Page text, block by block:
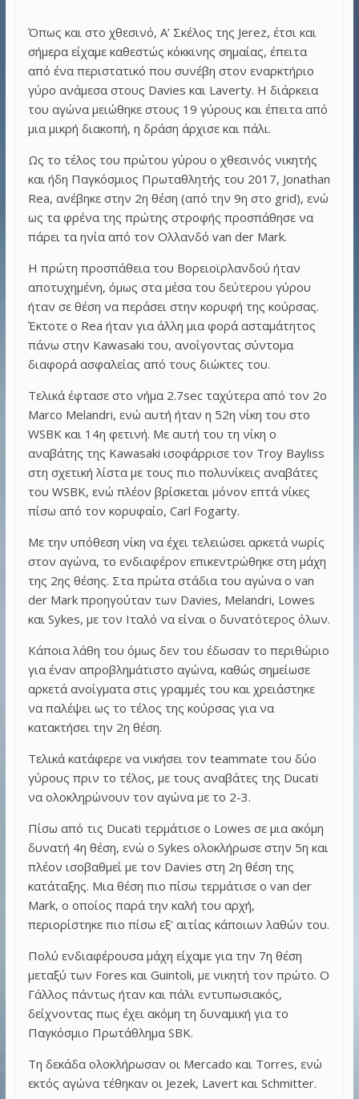
Όπως και στο χθεσινό, Α’ Σκέλος της Jerez, έτσι και
σήμερα είχαμε καθεστώς κόκκινης σημαίας, έπειτα
από ένα περιστατικό που συνέβη στον εναρκτήριο
γύρο ανάμεσα στους Davies και Laverty. Η διάρκεια
του αγώνα μειώθηκε στους 19 γύρους και έπειτα από
μια μικρή διακοπή, η δράση άρχισε και πάλι.
Ως το τέλος του πρώτου γύρου ο χθεσινός νικητής
και ήδη Παγκόσμιος Πρωταθλητής του 2017, Jonathan
Rea, ανέβηκε στην 2η θέση (από την 9η στο grid), ενώ
ως τα φρένα της πρώτης στροφής προσπάθησε να
πάρει τα ηνία από τον Ολλανδό van der Mark.
Η πρώτη προσπάθεια του Βορειοϊρλανδού ήταν
αποτυχημένη, όμως στα μέσα του δεύτερου γύρου
ήταν σε θέση να περάσει στην κορυφή της κούρσας.
Έκτοτε ο Rea ήταν για άλλη μια φορά ασταμάτητος
πάνω στην Kawasaki του, ανοίγοντας σύντομα
διαφορά ασφαλείας από τους διώκτες του.
Τελικά έφτασε στο νήμα 2.7sec ταχύτερα από τον 2ο
Marco Melandri, ενώ αυτή ήταν η 52η νίκη του στο
WSBK και 14η φετινή. Με αυτή του τη νίκη ο
αναβάτης της Kawasaki ισοφάρρισε τον Troy Bayliss
στη σχετική λίστα με τους πιο πολυνίκεις αναβάτες
του WSBK, ενώ πλέον βρίσκεται μόνον επτά νίκες
πίσω από τον κορυφαίο, Carl Fogarty.
Με την υπόθεση νίκη να έχει τελειώσει αρκετά νωρίς
στον αγώνα, το ενδιαφέρον επικεντρώθηκε στη μάχη
της 2ης θέσης. Στα πρώτα στάδια του αγώνα ο van
der Mark προηγούταν των Davies, Melandri, Lowes
και Sykes, με τον Ιταλό να είναι ο δυνατότερος όλων.
Κάποια λάθη του όμως δεν του έδωσαν το περιθώριο
για έναν απροβλημάτιστο αγώνα, καθώς σημείωσε
αρκετά ανοίγματα στις γραμμές του και χρειάστηκε
να παλέψει ως το τέλος της κούρσας για να
κατακτήσει την 2η θέση.
Τελικά κατάφερε να νικήσει τον teammate του δύο
γύρους πριν το τέλος, με τους αναβάτες της Ducati
να ολοκληρώνουν τον αγώνα με το 2-3.
Πίσω από τις Ducati τερμάτισε ο Lowes σε μια ακόμη
δυνατή 4η θέση, ενώ ο Sykes ολοκλήρωσε στην 5η και
πλέον ισοβαθμεί με τον Davies στη 2η θέση της
κατάταξης. Μια θέση πιο πίσω τερμάτισε ο van der
Mark, ο οποίος παρά την καλή του αρχή,
περιορίστηκε πιο πίσω εξ’ αιτίας κάποιων λαθών του.
Πολύ ενδιαφέρουσα μάχη είχαμε για την 7η θέση
μεταξύ των Fores και Guintoli, με νικητή τον πρώτο. Ο
Γάλλος πάντως ήταν και πάλι εντυπωσιακός,
δείχνοντας πως έχει ακόμη τη δυναμική για το
Παγκόσμιο Πρωτάθλημα SBK.
Τη δεκάδα ολοκλήρωσαν οι Mercado και Torres, ενώ
εκτός αγώνα τέθηκαν οι Jezek, Lavert και Schmitter.